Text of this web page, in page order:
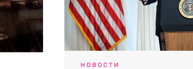
НОВОСТИ